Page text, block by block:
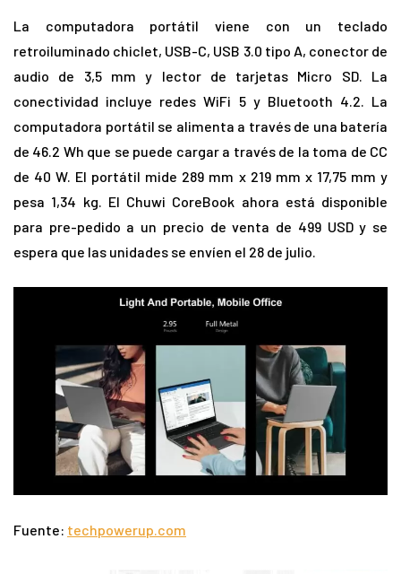
La computadora portátil viene con un teclado
retroiluminado chiclet, USB-C, USB 3.0 tipo A, conector de
audio de 3,5 mm y lector de tarjetas Micro SD. La
conectividad incluye redes WiFi 5 y Bluetooth 4.2. La
computadora portátil se alimenta a través de una batería
de 46.2 Wh que se puede cargar a través de la toma de CC
de 40 W. El portátil mide 289 mm x 219 mm x 17,75 mm y
pesa 1,34 kg. El Chuwi CoreBook ahora está disponible
para pre-pedido a un precio de venta de 499 USD y se
espera que las unidades se envíen el 28 de julio.
Fuente: techpowerup.com